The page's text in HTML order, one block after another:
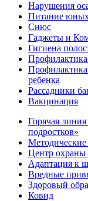
Нарушения
Питание
Снюс
Гаджеты и
Гигиена
Профилактика
ребенка
Рассадники
Вакцинация
Горячая
подростков»
Центр охраны
Адаптация к
Вредные
Здоровый
Ковид